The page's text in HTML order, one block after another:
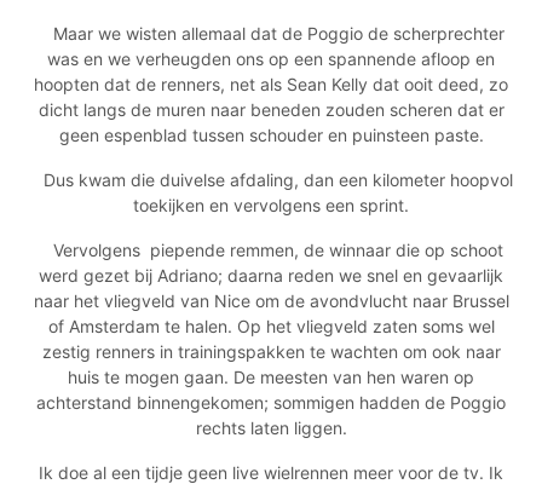
Maar we wisten allemaal dat de Poggio de scherprechter
was en we verheugden ons op een spannende afloop en
hoopten dat de renners, net als Sean Kelly dat ooit deed, zo
dicht langs de muren naar beneden zouden scheren dat er
geen espenblad tussen schouder en puinsteen paste.
Dus kwam die duivelse afdaling, dan een kilometer hoopvol
toekijken en vervolgens een sprint.
Vervolgens piepende remmen, de winnaar die op schoot
werd gezet bij Adriano; daarna reden we snel en gevaarlijk
naar het vliegveld van Nice om de avondvlucht naar Brussel
of Amsterdam te halen. Op het vliegveld zaten soms wel
zestig renners in trainingspakken te wachten om ook naar
huis te mogen gaan. De meesten van hen waren op
achterstand binnengekomen; sommigen hadden de Poggio
rechts laten liggen.
Ik doe al een tijdje geen live wielrennen meer voor de tv. Ik